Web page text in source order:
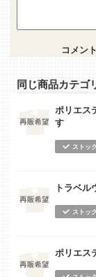
コメン
同じ商品カテゴ
ポリエス
す
ストッ
トラベル
ストッ
ポリエス